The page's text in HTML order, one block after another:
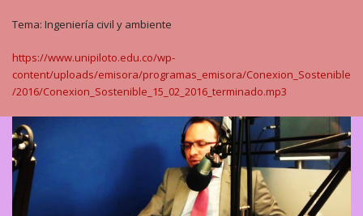
Tema: Ingeniería civil y ambiente
https://www.unipiloto.edu.co/wp-
content/uploads/emisora/programas_emisora/Conexion_Sostenible
/2016/Conexion_Sostenible_15_02_2016_terminado.mp3